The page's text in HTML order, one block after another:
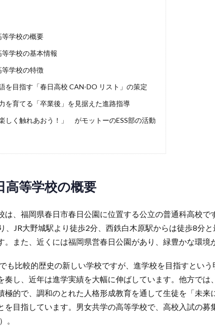
学校の概要
学校の基本情報
学校の特徴
を目指す「春日高校 CAN-DO リスト」の策定
を育てる「卒業後」を見据えた進路指導
しく触れあおう！」 がモットーのESS部の活動
高等学校の概要
は、福岡県春日市春日公園に位置する公立の普通科高校で
、JR大野城駅より徒歩2分、西鉄白木原駅からは徒歩8分
。また、近くには福岡県営春日公園があり、緑豊かな環境
も比較的歴史の新しい学校ですが、進学校を目指すとい
奏し、近年は進学実績を大幅に伸ばしています。他方では
極的で、調和のとれた人格形成教育を通して生徒を「未来
を目指しています。男女共学の高等学校で、高校入試の募
。